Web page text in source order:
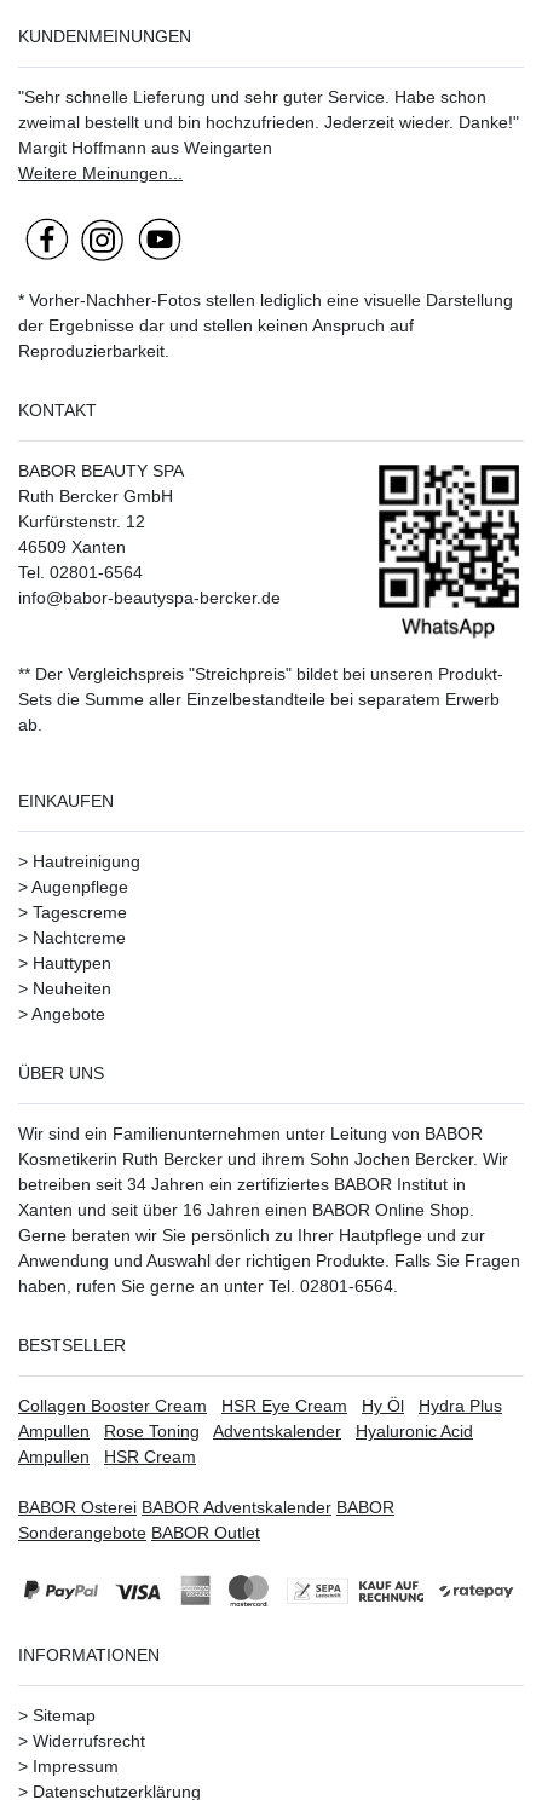
KUNDENMEINUNGEN
"Sehr schnelle Lieferung und sehr guter Service. Habe schon
zweimal bestellt und bin hochzufrieden. Jederzeit wieder. Danke!"
Margit Hoffmann aus Weingarten
Weitere Meinungen...
* Vorher-Nachher-Fotos stellen lediglich eine visuelle Darstellung
der Ergebnisse dar und stellen keinen Anspruch auf
Reproduzierbarkeit.
KONTAKT
BABOR BEAUTY SPA
Ruth Bercker GmbH
Kurfürstenstr. 12
46509 Xanten
Tel. 02801-6564
info@babor-beautyspa-bercker.de
** Der Vergleichspreis "Streichpreis" bildet bei unseren Produkt-
Sets die Summe aller Einzelbestandteile bei separatem Erwerb
ab.
EINKAUFEN
> Hautreinigung
>Augenpflege
> Tagescreme
> Nachtcreme
> Hauttypen
> Neuheiten
>Angebote
ÜBER UNS
Wir sind ein Familienunternehmen unter Leitung von BABOR
Kosmetikerin Ruth Bercker und ihrem Sohn Jochen Bercker. Wir
betreiben seit 34 Jahren ein zertifiziertes BABOR Institut in
Xanten und seit über 16 Jahren einen BABOR Online Shop.
Gerne beraten wir Sie persönlich zu Ihrer Hautpflege und zur
Anwendung und Auswahl der richtigen Produkte. Falls Sie Fragen
haben, rufen Sie gerne an unter Tel. 02801-6564.
BESTSELLER
Collagen Booster Cream HSR Eye Cream Hy Öl
Hydra Plus
Ampullen
Rose Toning Adventskalender
Hyaluronic Acid
Ampullen
HSR Cream
BABOR Osterei BABOR Adventskalender BABOR
Sonderangebote BABOR Outlet
INFORMATIONEN
> Sitemap
> Widerrufsrecht
> Impressum
> Datenschutzerklärung